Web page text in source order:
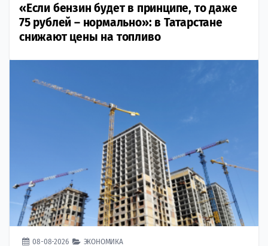
«Если бензин будет в принципе, то даже
75 рублей – нормально»: в Татарстане
снижают цены на топливо
08-08-2026 ЭКОНОМИКА